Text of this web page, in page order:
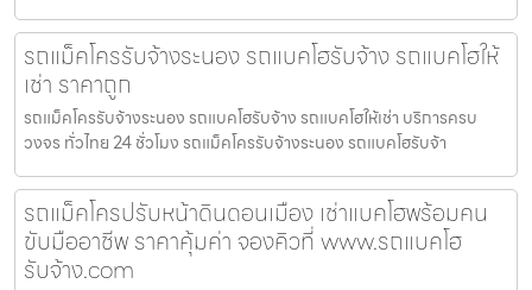
รถแม็คโครรับจ้างระนอง รถแบคโฮรับจ้าง รถแบคโฮให้
เช่า ราคาถูก
รถแม็คโครรับจ้างระนอง รถแบคโฮรับจ้าง รถแบคโฮให้เช่า บริการครบ
วงจร ทั่วไทย 24 ชั่วโมง รถแม็คโครรับจ้างระนอง รถแบคโฮรับจ้า
รถแม็คโครปรับหน้าดินดอนเมือง เช่าแบคโฮพร้อมคน
ขับมืออาชีพ ราคาคุ้มค่า จองคิวที่ www.รถแบคโฮ
รับจ้าง.com